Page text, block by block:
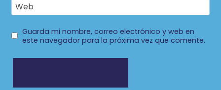
Web
Guarda mi nombre, correo electrónico y web en
este navegador para la próxima vez que comente.